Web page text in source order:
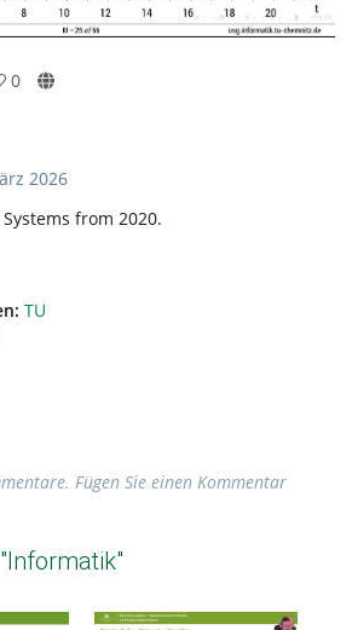
0
2026
from 2020.
TU
Fügen Sie einen Kommentar